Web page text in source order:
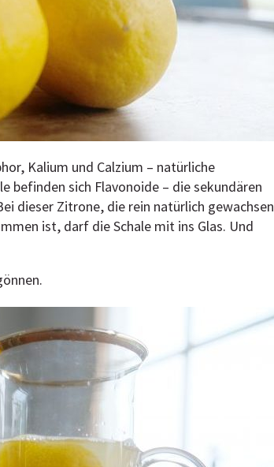
Kalium und Calzium – natürliche
befinden sich Flavonoide – die sekundären
dieser Zitrone, die rein natürlich gewachsen
ist, darf die Schale mit ins Glas. Und